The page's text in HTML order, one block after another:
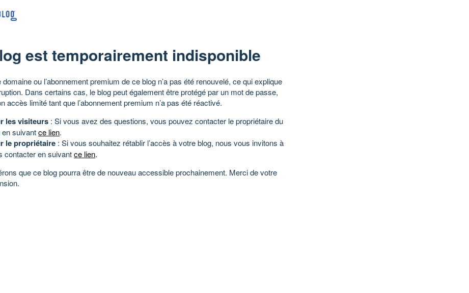
est temporairement indisponible
domaine ou l’abonnement premium de ce blog n’a pas été renouvelé, ce qui explique
Dans certains cas, le blog peut également être protégé par un mot de passe,
accès limité tant que l’abonnement premium n’a pas été réactivé.
les visiteurs : Si vous avez des questions, vous pouvez contacter le propriétaire du
en suivantce lien.
le propriétaire : Si vous souhaitez rétablir l’accès à votre blog, nous vous invitons à
contacter en suivantce lien.
que ce blog pourra être de nouveau accessible prochainement. Merci de votre